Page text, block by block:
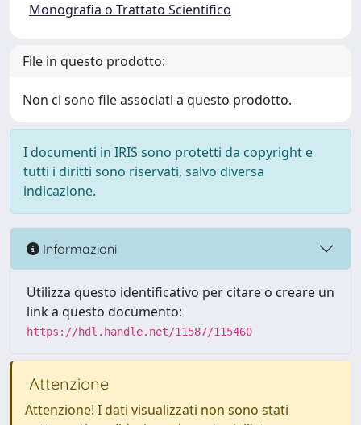
Monografia o Trattato Scientifico
File in questo prodotto:
Non ci sono file associati a questo prodotto.
I documenti in IRIS sono protetti da copyright e
tutti i diritti sono riservati, salvo diversa
indicazione.
Informazioni
Utilizza questo identificativo per citare o creare un
link a questo documento:
https://hdl.handle.net/11587/115460
Attenzione
Attenzione! I dati visualizzati non sono stati